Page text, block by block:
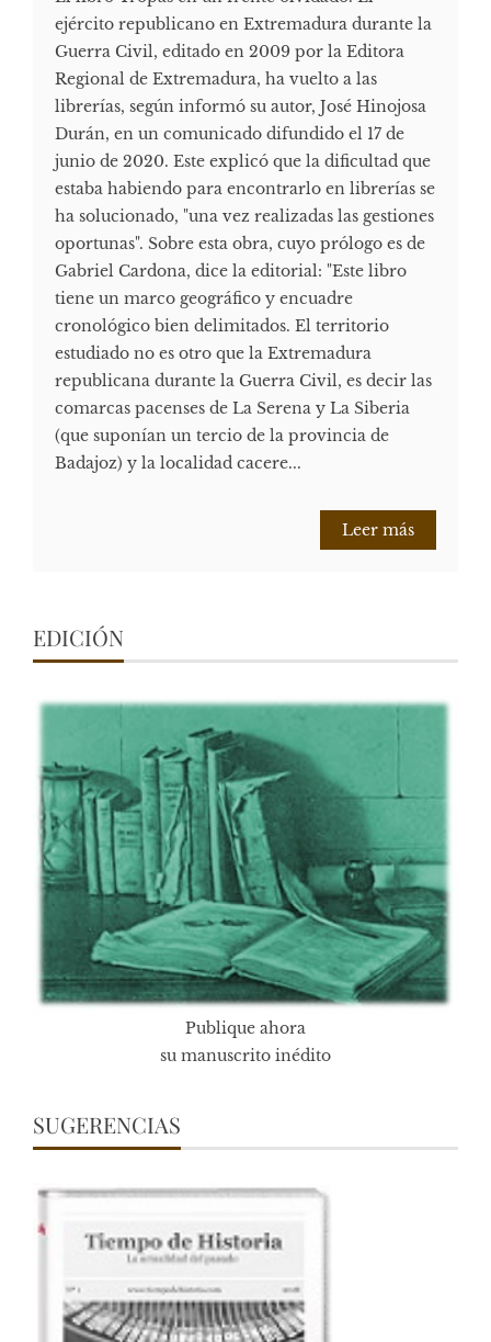
ejército republicano en Extremadura durante la
Guerra Civil, editado en 2009 por la Editora
Regional de Extremadura, ha vuelto a las
librerías, según informó su autor, José Hinojosa
Durán, en un comunicado difundido el 17 de
junio de 2020. Este explicó que la dificultad que
estaba habiendo para encontrarlo en librerías se
ha solucionado, "una vez realizadas las gestiones
oportunas". Sobre esta obra, cuyo prólogo es de
Gabriel Cardona, dice la editorial: "Este libro
tiene un marco geográfico y encuadre
cronológico bien delimitados. El territorio
estudiado no es otro que la Extremadura
republicana durante la Guerra Civil, es decir las
comarcas pacenses de La Serena y La Siberia
(que suponían un tercio de la provincia de
Badajoz) y la localidad cacere...
Leer más
EDICIÓN
Publique ahora
su manuscrito inédito
SUGERENCIAS